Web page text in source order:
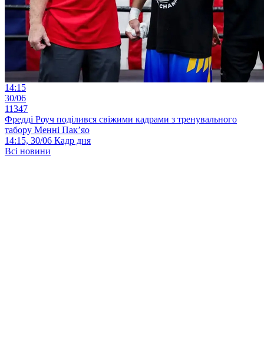
14:15
30/06
11347
Фредді Роуч поділився свіжими кадрами з тренувального
табору Менні Пак’яо
14:15, 30/06 Кадр дня
Всі новини